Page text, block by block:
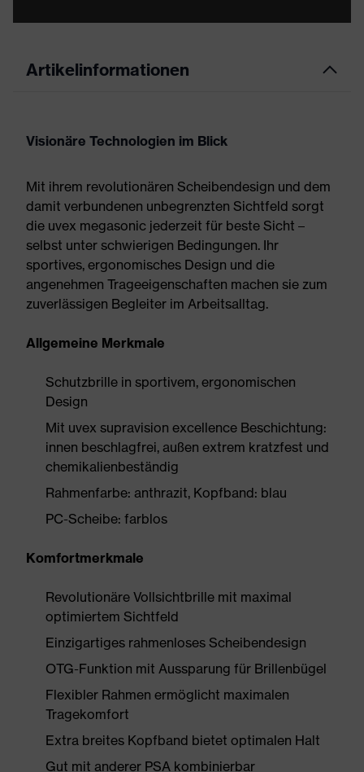
Artikelinformationen
Visionäre Technologien im Blick
Mit ihrem revolutionären Scheibendesign und dem
damit verbundenen unbegrenzten Sichtfeld sorgt
die uvex megasonic jederzeit für beste Sicht –
selbst unter schwierigen Bedingungen. Ihr
sportives, ergonomisches Design und die
angenehmen Trageeigenschaften machen sie zum
zuverlässigen Begleiter im Arbeitsalltag.
Allgemeine Merkmale
Schutzbrille in sportivem, ergonomischen
Design
Mit uvex supravision excellence Beschichtung:
innen beschlagfrei, außen extrem kratzfest und
chemikalienbeständig
Rahmenfarbe: anthrazit, Kopfband: blau
PC-Scheibe: farblos
Komfortmerkmale
Revolutionäre Vollsichtbrille mit maximal
optimiertem Sichtfeld
Einzigartiges rahmenloses Scheibendesign
OTG-Funktion mit Aussparung für Brillenbügel
Flexibler Rahmen ermöglicht maximalen
Tragekomfort
Extra breites Kopfband bietet optimalen Halt
Gut mit anderer PSA kombinierbar